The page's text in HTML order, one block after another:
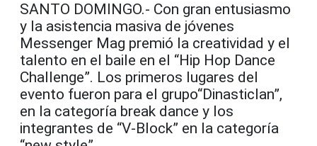
SANTO DOMINGO.- Con gran entusiasmo
y la asistencia masiva de jóvenes
Messenger Mag premió la creatividad y el
talento en el baile en el “Hip Hop Dance
Challenge”. Los primeros lugares del
evento fueron para el grupo“Dinasticlan”,
en la categoría break dance y los
integrantes de “V-Block” en la categoría